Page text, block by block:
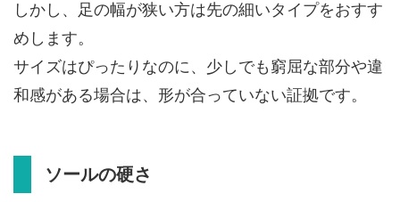
しかし、足の幅が狭い方は先の細いタイプをおすす
めします。
サイズはぴったりなのに、少しでも窮屈な部分や違
和感がある場合は、形が合っていない証拠です。
ソールの硬さ